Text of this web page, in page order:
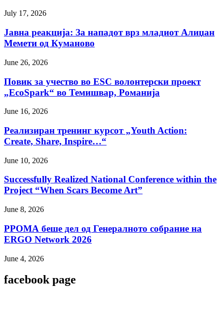
July 17, 2026
Јавна реакција: Зa нападот врз младиот Алиџан
Мемети од Куманово
June 26, 2026
Повик за учество во ESC волонтерски проект
„EcoSpark“ во Темишвар, Романија
June 16, 2026
Реализиран тренинг курсот „Youth Action:
Create, Share, Inspire…“
June 10, 2026
Successfully Realized National Conference within the
Project “When Scars Become Art”
June 8, 2026
РРОМА беше дел од Генералното собрание на
ERGO Network 2026
June 4, 2026
facebook page